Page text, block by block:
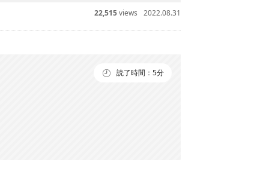
22,515views 2022.08.31
読了時間：5分